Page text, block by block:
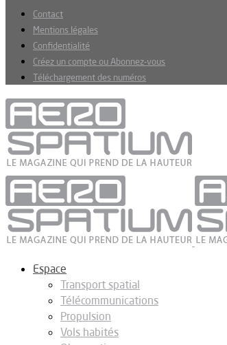
Contact
Mentions légales
Confidentialité
Créez un compte ou Abonnez-vous
Téléchargement des numéros
Espace
Transport spatial
Télécommunications
Propulsion
Vols habités